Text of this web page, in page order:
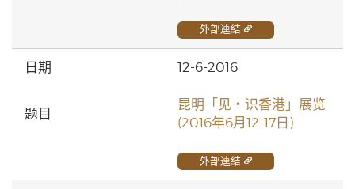
外部連結
12-6-2016
昆明「见‧识香港」展览
(2016年6月12-17日)
外部連結